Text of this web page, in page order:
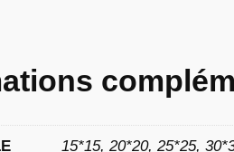
15*15, 20*20, 25*25,